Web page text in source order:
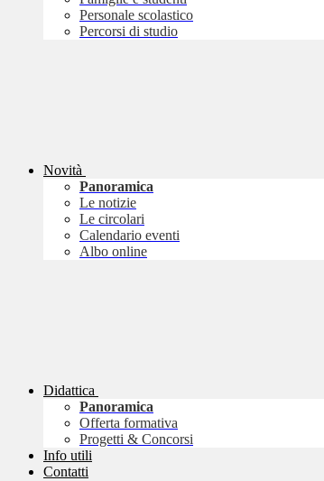
Personale scolastico
Percorsi di studio
Novità
Panoramica
Le notizie
Le circolari
Calendario eventi
Albo online
Didattica
Panoramica
Offerta formativa
Progetti & Concorsi
Info utili
Contatti